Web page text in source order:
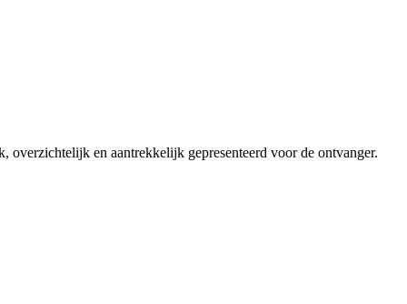
en aantrekkelijk gepresenteerd voor de ontvanger.